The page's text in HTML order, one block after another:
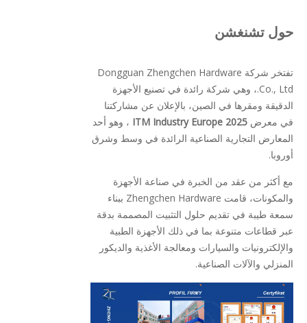
حول تشنغشن
تفتخر شركة Dongguan Zhengchen Hardware
Co., Ltd.، وهي شركة رائدة في تصنيع الأجهزة
الدقيقة ومقرها في الصين، بالإعلان عن مشاركتنا
في معرض ITM Industry Europe 2025 ، وهو أحد
المعارض التجارية الصناعية الرائدة في وسط وشرق
أوروبا.
مع أكثر من عقد من الخبرة في صناعة الأجهزة
والمكونات، قامت Zhengchen Hardware ببناء
سمعة طيبة في تقديم حلول التثبيت المصممة بدقة
عبر قطاعات متنوعة بما في ذلك الأجهزة الطبية
والإلكترونيات والسيارات ومعالجة الأغذية والديكور
المنزلي والآلات الصناعية.